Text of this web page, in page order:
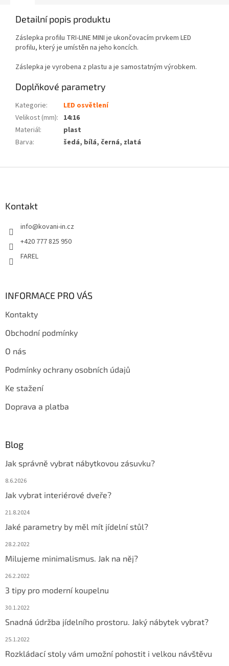
Detailní popis produktu
Záslepka profilu TRI-LINE MINI je ukončovacím prvkem LED
profilu, který je umístěn na jeho koncích.
Záslepka je vyrobena z plastu a je samostatným výrobkem.
Doplňkové parametry
Kategorie:
LED osvětlení
Velikost (mm): 14:16
Materiál:
plast
Barva: šedá, bílá, černá, zlatá
Kontakt
info@kovani-in.cz
+420 777 825 950
FAREL
INFORMACE PRO VÁS
Kontakty
Obchodní podmínky
O nás
Podmínky ochrany osobních údajů
Ke stažení
Doprava a platba
Blog
Jak správně vybrat nábytkovou zásuvku?
8.6.2026
Jak vybrat interiérové dveře?
21.8.2024
Jaké parametry by měl mít jídelní stůl?
28.2.2022
Milujeme minimalismus. Jak na něj?
26.2.2022
3 tipy pro moderní koupelnu
30.1.2022
Snadná údržba jídelního prostoru. Jaký nábytek vybrat?
25.1.2022
Rozkládací stoly vám umožní pohostit i velkou návštěvu